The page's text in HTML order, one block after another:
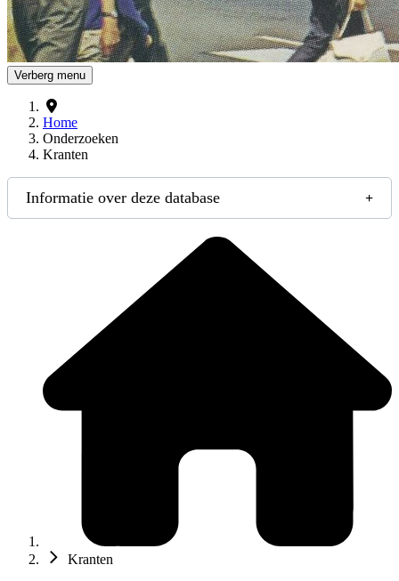
Verberg menu
Home
Onderzoeken
Kranten
Informatie over deze database
Kranten